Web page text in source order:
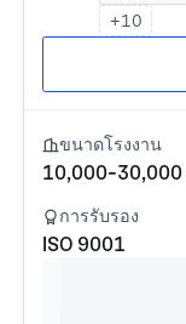
+10
ขนาดโรงงาน
10,000-30,000
การรับรอง
ISO 9001